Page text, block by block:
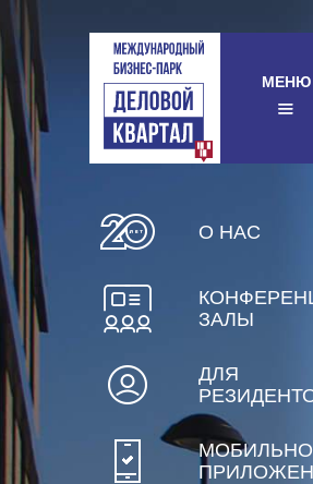
МЕНЮ
О НАС
ЗАЛЫ
ДЛЯ